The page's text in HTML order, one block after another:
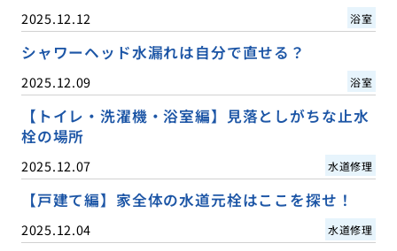
2025.12.12 浴室
シャワーヘッド水漏れは自分で直せる？
2025.12.09 浴室
【トイレ・洗濯機・浴室編】見落としがちな止水
栓の場所
2025.12.07 水道修理
【戸建て編】家全体の水道元栓はここを探せ！
2025.12.04 水道修理